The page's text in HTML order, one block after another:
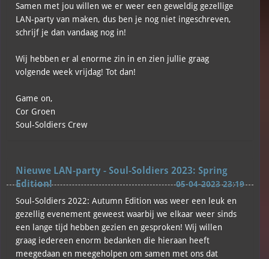
Samen met jou willen we er weer een geweldig gezellige
LAN-party van maken, dus ben je nog niet ingeschreven,
schrijf je dan vandaag nog in!
Wij hebben er al enorme zin in en zien jullie graag
volgende week vrijdag! Tot dan!
Game on,
Cor Groen
Soul-Soldiers Crew
Nieuwe LAN-party - Soul-Soldiers 2023: Spring
Edition!
05-04-2023 23:19
Soul-Soldiers 2022: Autumn Edition was weer een leuk en
gezellig evenement geweest waarbij we elkaar weer sinds
een lange tijd hebben gezien en gesproken! Wij willen
graag iedereen enorm bedanken die hieraan heeft
meegedaan en meegeholpen om samen met ons dat